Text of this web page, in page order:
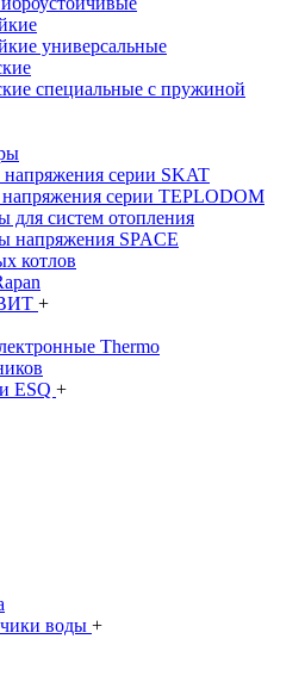
универсальные
специальные с пружиной
напряжения серии SKAT
напряжения серии TEPLODOM
для систем отопления
напряжения SPACE
котлов
ВИТ +
Thermo
ESQ +
воды +